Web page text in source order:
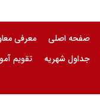
صفحه اصلی معرفی
جداول شهریه
تقویم